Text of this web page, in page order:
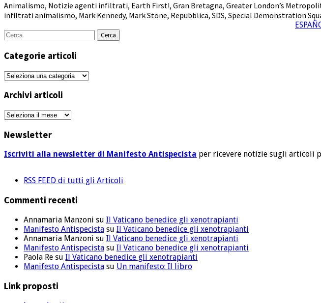
Animalismo, Notizie agenti infiltrati, Earth First!, Gran Bretagna, Greater London’s
infiltrati animalismo, Mark Kennedy, Mark Stone, Repubblica, SDS, Special Demonstration
Cerca
per:
Categorie articoli
Categorie
Archivi articoli
Archivi
Newsletter
Iscriviti alla newsletter di Manifesto Antispecista per ricevere notizie sugli articoli
RSS FEED di tutti gli Articoli
Commenti recenti
Annamaria Manzoni su Il Vaticano benedice gli xenotrapianti
Manifesto Antispecista su Il Vaticano benedice gli xenotrapianti
Annamaria Manzoni su Il Vaticano benedice gli xenotrapianti
Manifesto Antispecista su Il Vaticano benedice gli xenotrapianti
Paola Re su Il Vaticano benedice gli xenotrapianti
Manifesto Antispecista su Un manifesto: Il libro
Link proposti